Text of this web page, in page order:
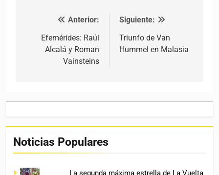
Navegación de entradas
Anterior:
Efemérides: Raúl
Alcalá y Roman
Vainsteins
Siguiente:
Triunfo de Van
Hummel en Malasia
Noticias Populares
La segunda máxima estrella de La Vuelta